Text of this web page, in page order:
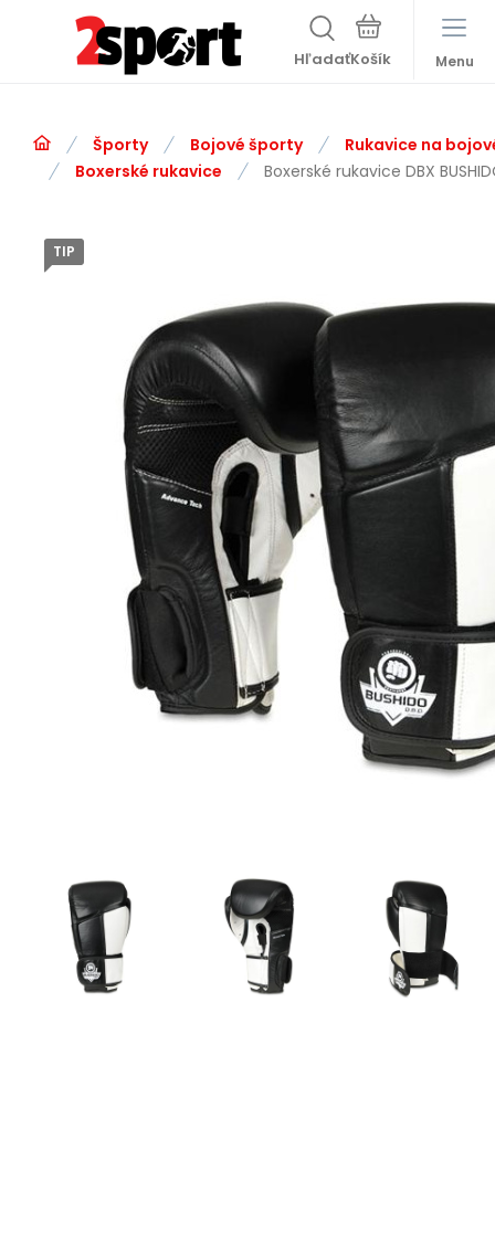
Hľadať Menu
Športy Bojové športy
Rukavice na
Boxerské rukavice
Boxerské rukavice DBX
TIP